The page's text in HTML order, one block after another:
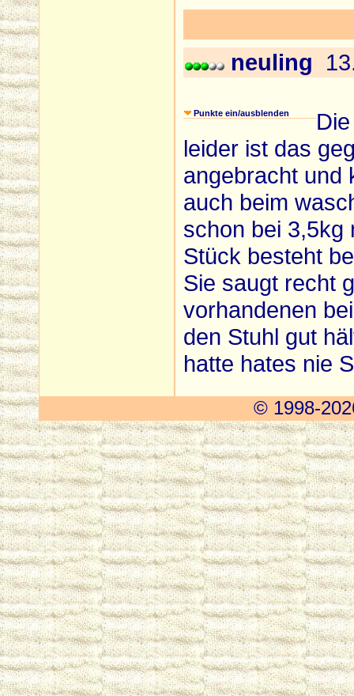
neuling
Punkte ein/ausblenden
leider ist das
angebracht und
auch beim
schon bei 3,5kg
Stück besteht
Sie saugt recht
vorhandenen
den Stuhl gut
hatte hates nie
© 1998-